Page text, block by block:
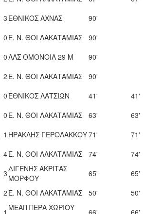
3 ΕΘΝΙΚΟΣ ΑΧΝΑΣ
90'
0 Ε. Ν. ΘΟΙ ΛΑΚΑΤΑΜΙΑΣ
90'
0ΑΛΣ ΟΜΟΝΟΙΑ 29 Μ
90'
2 Ε. Ν. ΘΟΙ ΛΑΚΑΤΑΜΙΑΣ
90'
0 ΕΘΝΙΚΟΣ ΛΑΤΣΙΩΝ 41'
41'
0 Ε. Ν. ΘΟΙ ΛΑΚΑΤΑΜΙΑΣ 63'
63'
1 ΗΡΑΚΛΗΣ ΓΕΡΟΛΑΚΚΟΥ71'
71'
4Ε. Ν. ΘΟΙ ΛΑΚΑΤΑΜΙΑΣ 74'
74'
3ΔΙΓΕΝΗΣ ΑΚΡΙΤΑΣ
ΜΟΡΦΟΥ
65'
65'
2 Ε. Ν. ΘΟΙ ΛΑΚΑΤΑΜΙΑΣ 50'
50'
1 ΜΕΑΠ ΠΕΡΑ ΧΩΡΙΟΥ
66' 66'